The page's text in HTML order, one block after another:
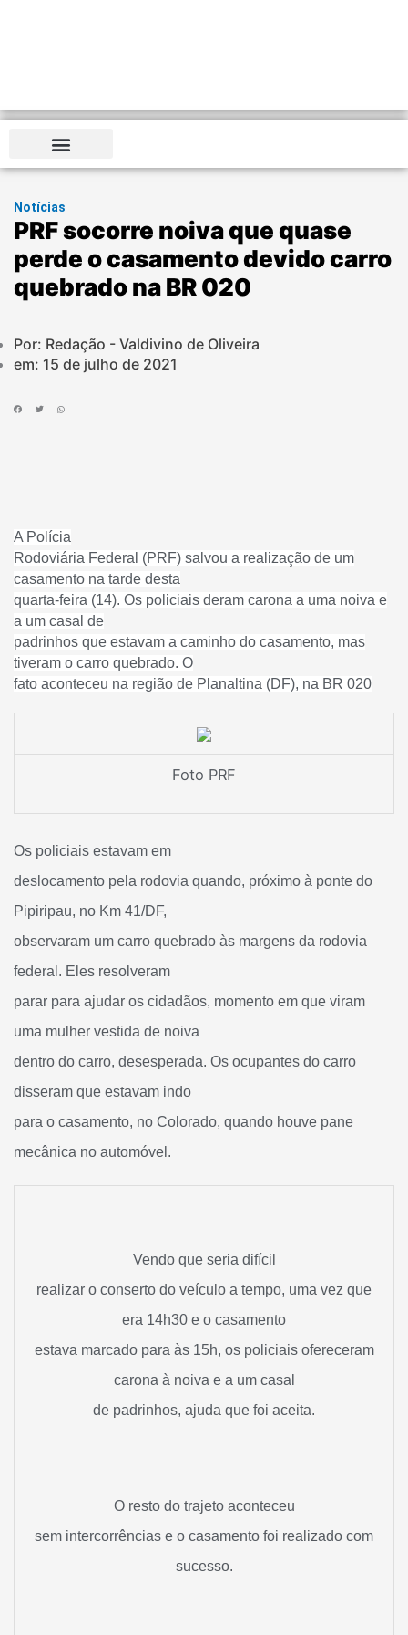
Notícias
PRF socorre noiva que quase
perde o casamento devido carro
quebrado na BR 020
Por: Redação - Valdivino de Oliveira
em: 15 de julho de 2021
A Polícia
Rodoviária Federal (PRF) salvou a realização de um
casamento na tarde desta
quarta-feira (14). Os policiais deram carona a uma noiva e
a um casal de
padrinhos que estavam a caminho do casamento, mas
tiveram o carro quebrado. O
fato aconteceu na região de Planaltina (DF), na BR 020
Foto PRF
Os policiais estavam em
deslocamento pela rodovia quando, próximo à ponte do
Pipiripau, no Km 41/DF,
observaram um carro quebrado às margens da rodovia
federal. Eles resolveram
parar para ajudar os cidadãos, momento em que viram
uma mulher vestida de noiva
dentro do carro, desesperada. Os ocupantes do carro
disseram que estavam indo
para o casamento, no Colorado, quando houve pane
mecânica no automóvel.
Vendo que seria difícil
realizar o conserto do veículo a tempo, uma vez que
era 14h30 e o casamento
estava marcado para às 15h, os policiais ofereceram
carona à noiva e a um casal
de padrinhos, ajuda que foi aceita.
O resto do trajeto aconteceu
sem intercorrências e o casamento foi realizado com
sucesso.